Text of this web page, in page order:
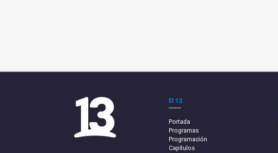
El 13
Portada
Programas
Programación
Capítulos